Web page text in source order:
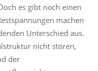
es gibt noch einen
machen
Unterschied aus.
nicht stören,
der